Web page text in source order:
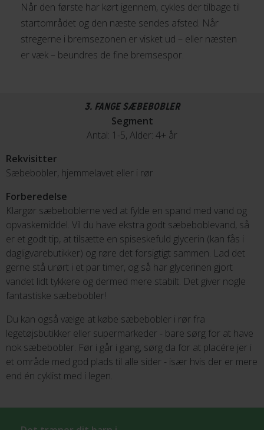
Når den første har kørt igennem, cykles der tilbage til
startområdet og den næste sendes afsted. Når
stregerne i bremsezonen er visket ud – eller næsten
er væk – beundres de fine bremsespor.
3. FANGE SÆBEBOBLER
Segment
Antal: 1-5, Alder: 4+ år
Rekvisitter
Sæbebobler, hjemmelavet eller i rør
Forberedelse
Klargør sæbeboblerne ved at fylde en spand med vand og
opvaskemiddel. Vil du have ekstra godt sæbeboblevand, så
er et godt tip, at tilsætte en spiseskefuld glycerin (kan fås i
dagligvarebutikker) og røre det forsigtigt sammen. Lad det
gerne stå urørt i et par timer, og så har glycerinen gjort
vandet lidt tykkere og dermed mere stabilt. Det giver nogle
fantastiske sæbebobler!
Du kan også vælge at købe sæbebobler i rør fra
legetøjsbutikker eller supermarkeder - bare sørg for at have
nok sæbebobler. Før i går i gang, sørg da for at placére jer i
et område med god plads til alle sider - især hvis der er mere
end én cyklist med i legen.